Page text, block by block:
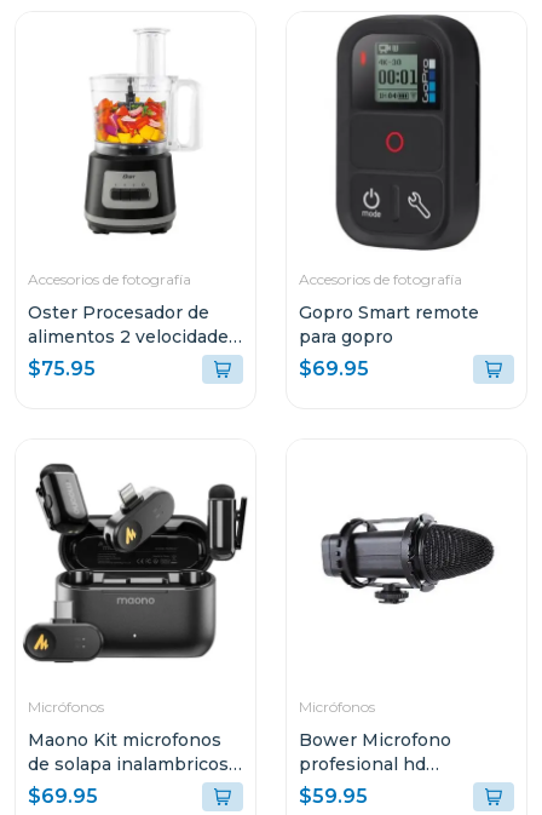
Accesorios de fotografía
Oster Procesador de
alimentos 2 velocidades
+ turbo 500 w fp1455
$75.95
Accesorios de fotografía
Gopro Smart remote
para gopro
$69.95
Micrófonos
Maono Kit microfonos
de solapa inalambricos
wave t1 mini
$69.95
Micrófonos
Bower Microfono
profesional hd
broadcast
$59.95